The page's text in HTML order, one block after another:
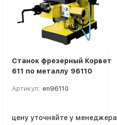
Станок фрезерный Корвет
611 по металлу 96110
Артикул: en96110
цену уточняйте у менеджера